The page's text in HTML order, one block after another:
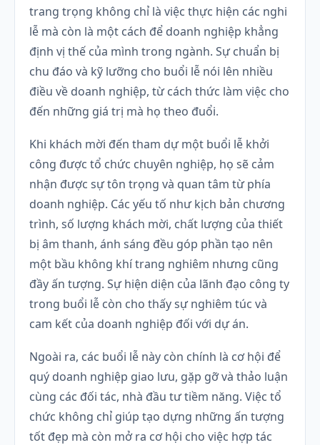
trang trọng không chỉ là việc thực hiện các nghi
lễ mà còn là một cách để doanh nghiệp khẳng
định vị thế của mình trong ngành. Sự chuẩn bị
chu đáo và kỹ lưỡng cho buổi lễ nói lên nhiều
điều về doanh nghiệp, từ cách thức làm việc cho
đến những giá trị mà họ theo đuổi.
Khi khách mời đến tham dự một buổi lễ khởi
công được tổ chức chuyên nghiệp, họ sẽ cảm
nhận được sự tôn trọng và quan tâm từ phía
doanh nghiệp. Các yếu tố như kịch bản chương
trình, số lượng khách mời, chất lượng của thiết
bị âm thanh, ánh sáng đều góp phần tạo nên
một bầu không khí trang nghiêm nhưng cũng
đầy ấn tượng. Sự hiện diện của lãnh đạo công ty
trong buổi lễ còn cho thấy sự nghiêm túc và
cam kết của doanh nghiệp đối với dự án.
Ngoài ra, các buổi lễ này còn chính là cơ hội để
quý doanh nghiệp giao lưu, gặp gỡ và thảo luận
cùng các đối tác, nhà đầu tư tiềm năng. Việc tổ
chức không chỉ giúp tạo dựng những ấn tượng
tốt đẹp mà còn mở ra cơ hội cho việc hợp tác